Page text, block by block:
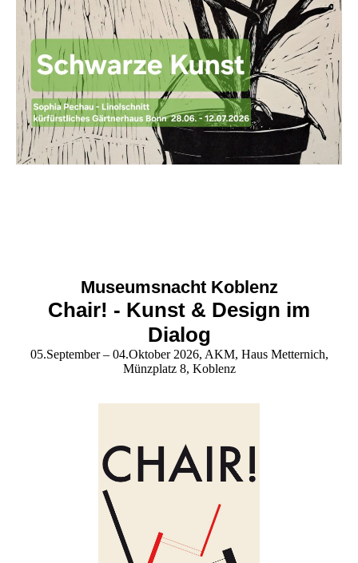
Museumsnacht Koblenz
Chair! - Kunst & Design im
Dialog
05.September – 04.Oktober 2026, AKM, Haus Metternich,
Münzplatz 8, Koblenz